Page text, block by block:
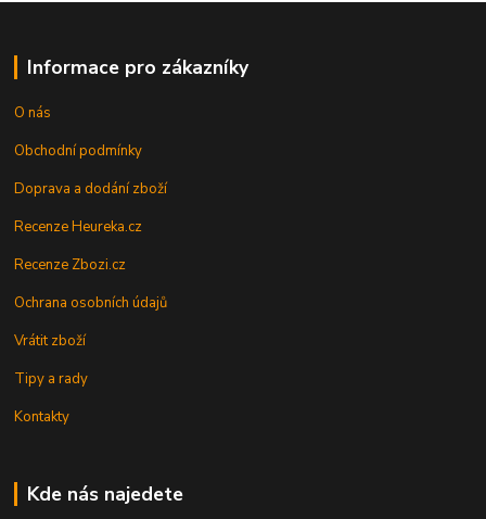
Informace pro zákazníky
O nás
Obchodní podmínky
Doprava a dodání zboží
Recenze Heureka.cz
Recenze Zbozi.cz
Ochrana osobních údajů
Vrátit zboží
Tipy a rady
Kontakty
Kde nás najedete